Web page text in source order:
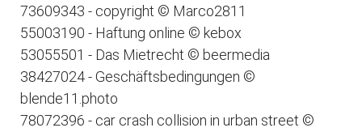
73609343 - copyright © Marco2811
55003190 - Haftung online © kebox
53055501 - Das Mietrecht © beermedia
38427024 - Geschäftsbedingungen ©
blende11.photo
78072396 - car crash collision in urban street ©